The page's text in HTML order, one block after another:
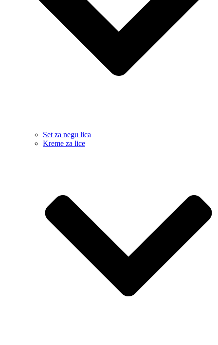
Set za negu lica
Kreme za lice